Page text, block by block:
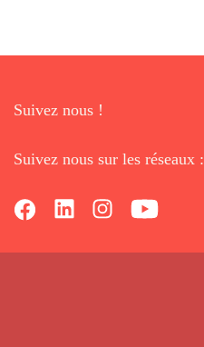
Suivez nous !
Suivez nous sur les réseaux :